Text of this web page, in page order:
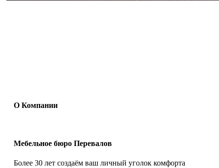
О Компании
Мебельное бюро Перевалов
Более 30 лет создаём ваш личный уголок комфорта